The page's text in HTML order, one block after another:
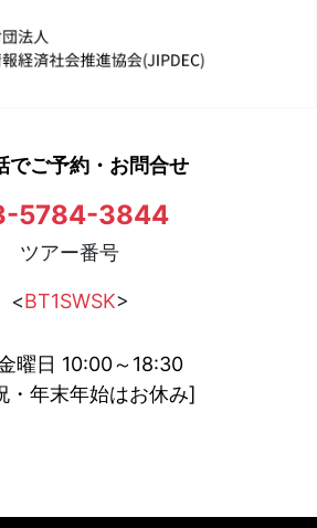
でご予約・お問合せ
5784-3844
ツアー番号
<BT1SWSK>
曜日 10:00～18:30
・年末年始はお休み]